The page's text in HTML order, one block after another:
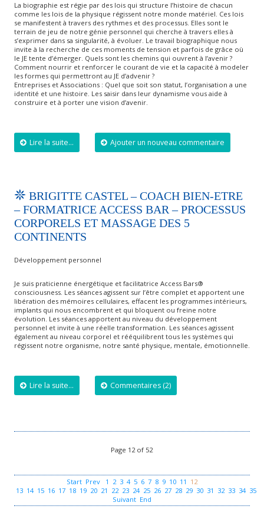
La biographie est régie par des lois qui structure l’histoire de chacun
comme les lois de la physique régissent notre monde matériel. Ces lois
se manifestent à travers des rythmes et des processus. Elles sont le
terrain de jeu de notre génie personnel qui cherche à travers elles à
s’exprimer dans sa singularité, à évoluer. Le travail biographique nous
invite à la recherche de ces moments de tension et parfois de grâce où
le JE tente d’émerger. Quels sont les chemins qui ouvrent à l’avenir ?
Comment nourrir et renforcer le courant de vie et la capacité à modeler
les formes qui permettront au JE d’advenir ?
Entreprises et Associations : Quel que soit son statut, l’organisation a une
identité et une histoire. Les saisir dans leur dynamisme vous aide à
construire et à porter une vision d’avenir.
Lire la suite... Ajouter un nouveau commentaire
BRIGITTE CASTEL – COACH BIEN-ETRE
– FORMATRICE ACCESS BAR – PROCESSUS
CORPORELS ET MASSAGE DES 5
CONTINENTS
Développement personnel
Je suis praticienne énergétique et facilitatrice Access Bars®
consciousness. Les séances agissent sur l’être complet et apportent une
libération des mémoires cellulaires, effacent les programmes intérieurs,
implants qui nous encombrent et qui bloquent ou freine notre
évolution. Les séances apportent au niveau du développement
personnel et invite à une réelle transformation. Les séances agissent
également au niveau corporel et rééquilibrent tous les systèmes qui
régissent notre organisme, notre santé physique, mentale, émotionnelle.
Lire la suite... Commentaires (2)
Page 12 of 52
Start Prev 1 2 3 4 5 6 7 8 9 10 11 12
13 14 15 16 17 18 19 20 21 22 23 24 25 26 27 28 29 30 31 32 33 34 35
Suivant End